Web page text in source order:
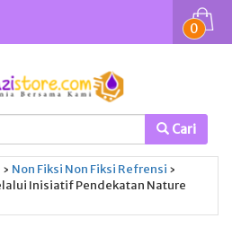
Cari
0
› Non Fiksi Non Fiksi Refrensi ›
Inisiatif Pendekatan Nature